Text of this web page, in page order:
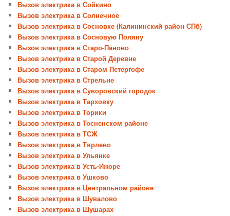
Вызов электрика в Сойкино
Вызов электрика в Солнечное
Вызов электрика в Сосновке (Калининский район СПб)
Вызов электрика в Сосновую Поляну
Вызов электрика в Старо-Паново
Вызов электрика в Старой Деревне
Вызов электрика в Старом Петергофе
Вызов электрика в Стрельне
Вызов электрика в Суворовский городок
Вызов электрика в Тарховку
Вызов электрика в Торики
Вызов электрика в Тосненском районе
Вызов электрика в ТСЖ
Вызов электрика в Тярлево
Вызов электрика в Ульянке
Вызов электрика в Усть-Ижоре
Вызов электрика в Ушково
Вызов электрика в Центральном районе
Вызов электрика в Шувалово
Вызов электрика в Шушарах